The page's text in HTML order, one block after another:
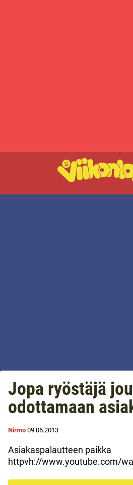
Jopa ryöstäjä
odottamaan
Nirmo 09.05.2013
Asiakaspalautteen paikka
httpvh://www.youtube.com/